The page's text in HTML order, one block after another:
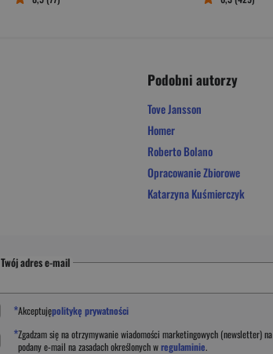
Podobni autorzy
Tove Jansson
Homer
Roberto Bolano
Opracowanie Zbiorowe
Katarzyna Kuśmierczyk
Twój adres e-mail
*Akceptujępolitykę prywatności
*Zgadzam się na otrzymywanie wiadomości marketingowych (newsletter) na
podanye-mail na zasadach określonych wregulaminie.